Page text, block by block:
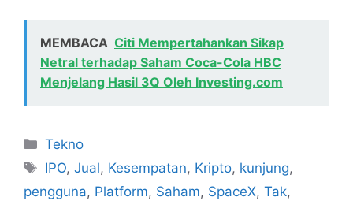
MEMBACA Citi Mempertahankan Sikap
Netral terhadap Saham Coca-Cola HBC
Menjelang Hasil 3Q Oleh Investing.com
Kategori
Tekno
Tag
IPO,Jual, Kesempatan, Kripto, kunjung,
pengguna, Platform, Saham, SpaceX, Tak,